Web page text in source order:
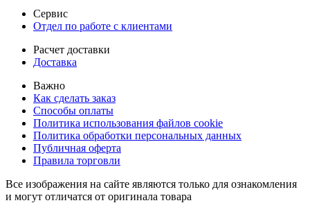
Сервис
Отдел по работе с клиентами
Расчет доставки
Доставка
Важно
Как сделать заказ
Способы оплаты
Политика использования файлов cookie
Политика обработки персональных данных
Публичная оферта
Правила торговли
Все изображения на сайте являются только для ознакомления
и могут отличатся от оригинала товара